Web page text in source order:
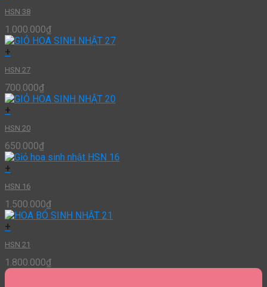
HSN 38
1.000.000₫
+
HSN 27
700.000₫
+
HSN 20
650.000₫
+
HSN 16
1.500.000₫
+
HSN 21
1.800.000₫